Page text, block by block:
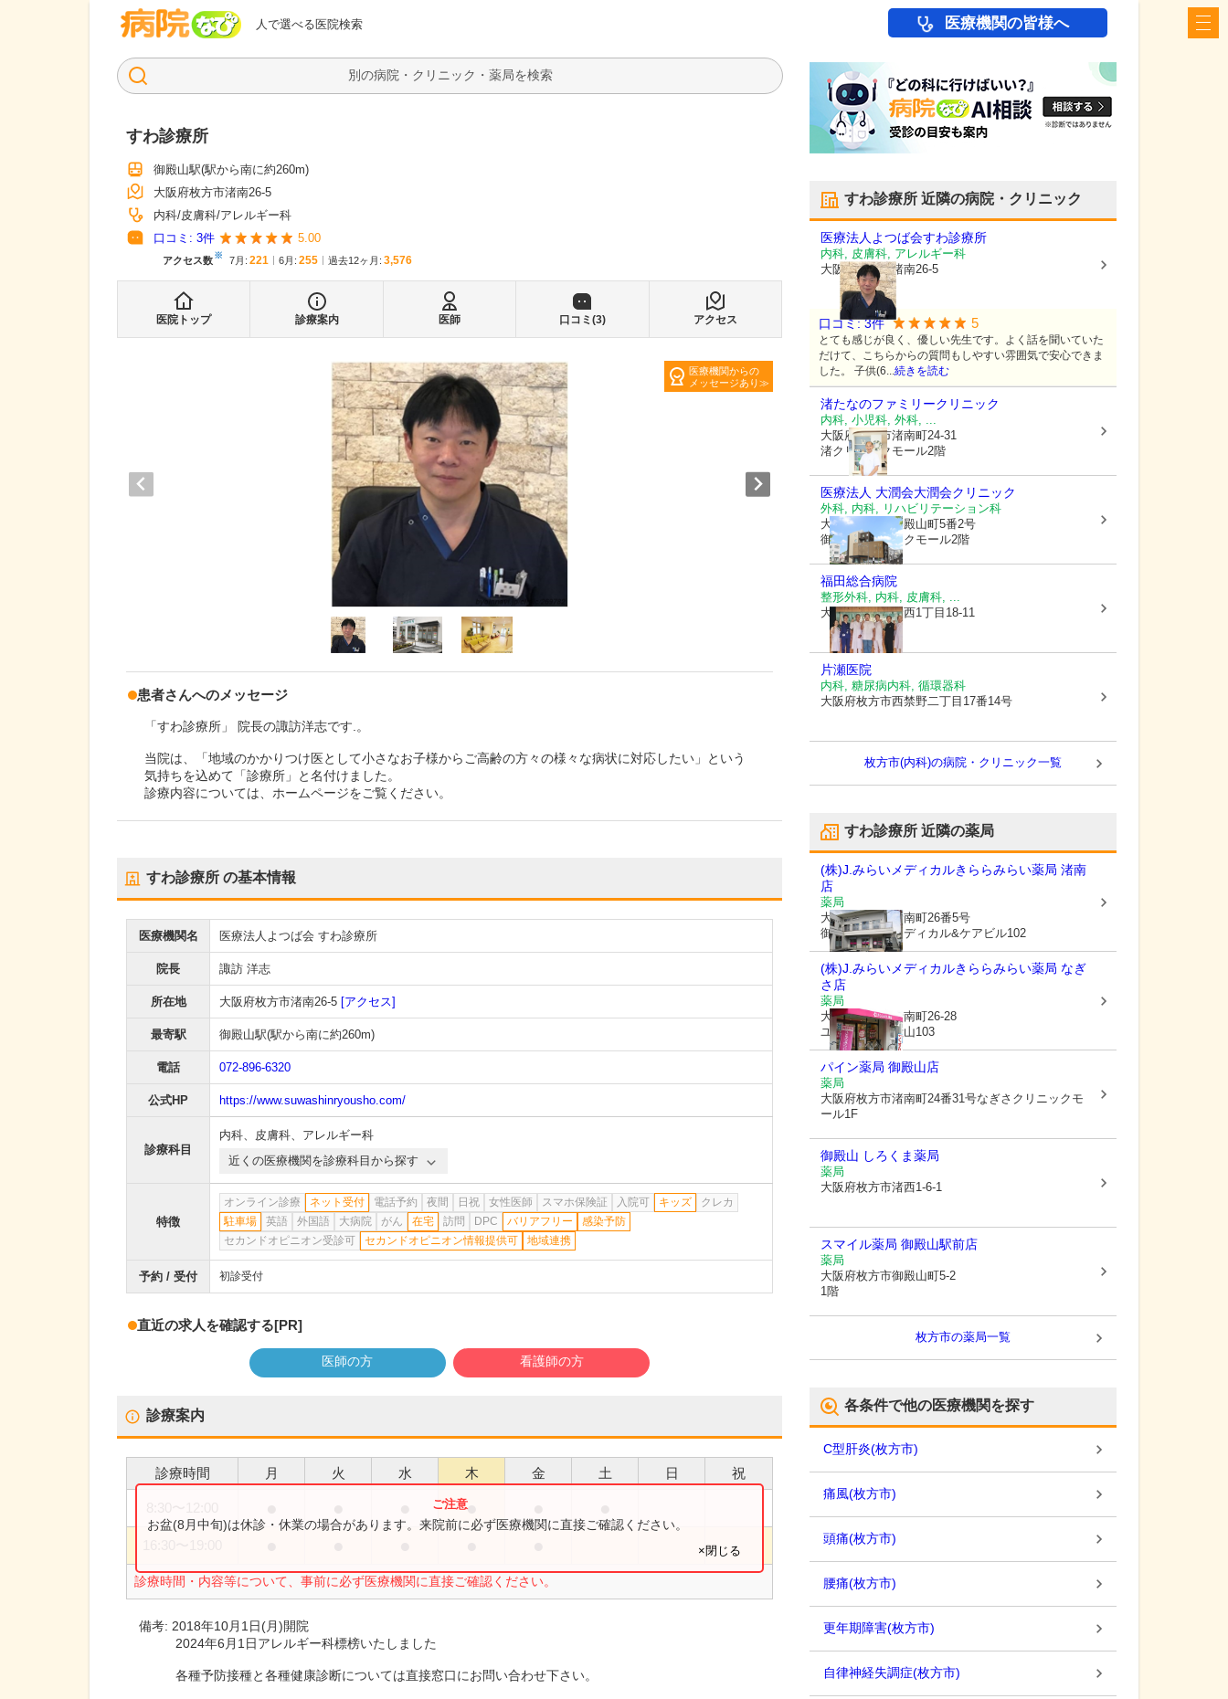
人で選べる医院検索
病院なび 医療機関の皆様へ
検索
すわ診療所
御殿山駅(駅から南に約260m)
大阪府枚方市渚南26-5
内科 皮膚科 アレルギー科
口コミ: 3件 5.00
アクセス数※ 7月 : 221 6月 : 255 過去12ヶ月: 3,576
医院トップ 診療案内 医師 口コミ(3) アクセス
医療機関からの
メッセージあり
患者さんへのメッセージ
「すわ診療所」 院長の諏訪洋志です.。
当院は、「地域のかかりつけ医として小さなお子様からご高齢の方々の様々な病状に対応したい」という
気持ちを込めて「診療所」と名付けました。
診療内容については、ホームページをご覧ください。
すわ診療所 の基本情報
医療機関名 医療法人よつば会 すわ診療所
院長 諏訪 洋志
所在地 大阪府枚方市渚南26-5 [アクセス]
最寄駅 御殿山駅(駅から南に約260m)
電話 072-896-6320
公式HP https://www.suwashinryousho.com/
診療科目
内科、 皮膚科、 アレルギー科
近くの医療機関を診療科目から探す
特徴
オンライン診療 ネット受付 電話予約 夜間 日祝 女性医師 スマホ保険証 入院可 キッズ
クレカ
駐車場
英語 外国語 大病院 がん 在宅 訪問 DPC バリアフリー
感染予防
セカンドオピニオン受診可
セカンドオピニオン情報提供可 地域連携
予約 / 受付 初診受付
直近の求人を確認する[PR]
医師の方 看護師の方
診療案内
診療時間 月 火 水 木 金 土 日 祝
●
診療時間・内容等について、事前に必ず医療機関に直接ご確認ください。
お盆(8月中旬)は休診・休業の場合があります。来院前に必ず医療機関に直接ご確認ください。
×閉じる
備考: 2018年10月1日(月)開院
2024年6月1日アレルギー科標榜いたしました
各種予防接種と各種健康診断については直接窓口にお問い合わせ下さい。
すわ診療所 近隣の病院・クリニック
医療法人よつば会すわ診療所
内科, 皮膚科, アレルギー科
大阪府枚方市渚南26-5
口コミ:3件 5
とても感じが良く、優しい先生です。よく話を聞いていた
だけて、こちらからの質問もしやすい雰囲気で安心できま
した。 子供(6...続きを読む
渚たなのファミリークリニック
内科, 小児科, 外科, ...
大阪府枚方市渚南町24-31
渚クリニックモール2階
医療法人 大潤会大潤会クリニック
外科, 内科, リハビリテーション科
大阪府枚方市
御殿山町5番2号
御殿山クリニックモール2階
福田総合病院
整形外科, 内科, 皮膚科, ...
大阪府枚方市渚西1丁目18-11
片瀬医院
内科, 糖尿病内科, 循環器科
大阪府枚方市西禁野二丁目17番14号
枚方市(内科)の病院・クリニック一覧
すわ診療所 近隣の薬局
(株)J.みらいメディカルきららみらい薬局 渚南
店
薬局
大阪府枚方市渚南町26番5号
御殿山みらいメディカル&ケアビル102
(株)J.みらいメディカルきららみらい薬局 なぎ
さ店
薬局
大阪府枚方市渚南町26-28
ユニライフ御殿山103
パイン薬局 御殿山店
薬局
大阪府枚方市渚南町24番31号なぎさクリニックモ
ール1F
御殿山 しろくま薬局
薬局
大阪府枚方市渚西1-6-1
スマイル薬局 御殿山駅前店
薬局
大阪府枚方市御殿山町5-2
1階
枚方市の薬局一覧
各条件で他の医療機関を探す
C型肝炎(枚方市)
痛風(枚方市)
頭痛(枚方市)
腰痛(枚方市)
更年期障害(枚方市)
自律神経失調症(枚方市)